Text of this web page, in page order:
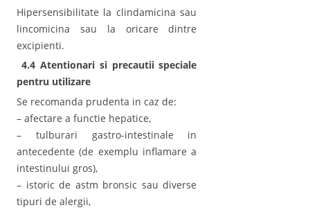
Hipersensibilitate la clindamicina sau
lincomicina sau la oricare dintre
excipienti.
4.4 Atentionari si precautii speciale
pentru utilizare
Se recomanda prudenta in caz de:
– afectare a functie hepatice,
– tulburari gastro-intestinale in
antecedente (de exemplu inflamare a
intestinului gros),
– istoric de astm bronsic sau diverse
tipuri de alergii,